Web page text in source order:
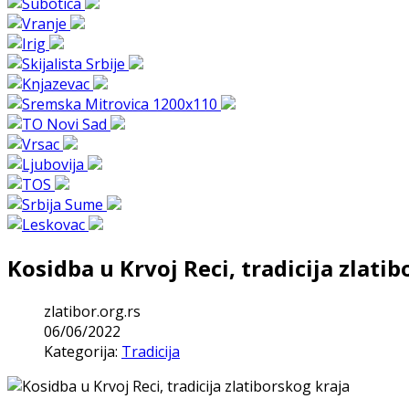
Kosidba u Krvoj Reci, tradicija
zlatibor.org.rs
06/06/2022
Kategorija: Tradicija